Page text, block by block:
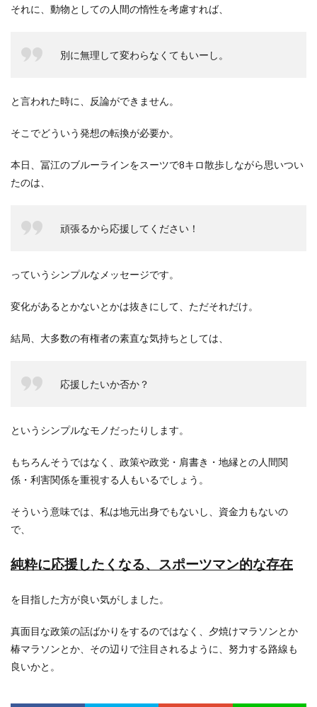
それに、動物としての人間の惰性を考慮すれば、
別に無理して変わらなくてもいーし。
と言われた時に、反論ができません。
そこでどういう発想の転換が必要か。
本日、冨江のブルーラインをスーツで8キロ散歩しながら思いつい
たのは、
頑張るから応援してください！
っていうシンプルなメッセージです。
変化があるとかないとかは抜きにして、ただそれだけ。
結局、大多数の有権者の素直な気持ちとしては、
応援したいか否か？
というシンプルなモノだったりします。
もちろんそうではなく、政策や政党・肩書き・地縁との人間関
係・利害関係を重視する人もいるでしょう。
そういう意味では、私は地元出身でもないし、資金力もないの
で、
純粋に応援したくなる、スポーツマン的な存在
を目指した方が良い気がしました。
真面目な政策の話ばかりをするのではなく、夕焼けマラソンとか
椿マラソンとか、その辺りで注目されるように、努力する路線も
良いかと。